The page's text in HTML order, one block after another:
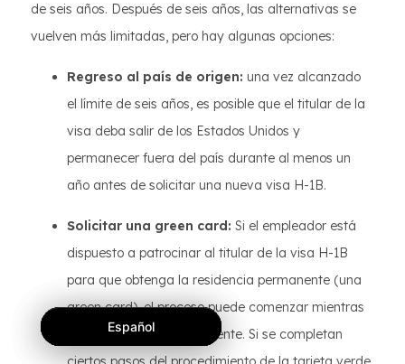
de seis años. Después de seis años, las alternativas se
vuelven más limitadas, pero hay algunas opciones:
Regreso al país de origen: una vez alcanzado
el límite de seis años, es posible que el titular de la
visa deba salir de los Estados Unidos y
permanecer fuera del país durante al menos un
año antes de solicitar una nueva visa H-1B.
Solicitar una green card: Si el empleador está
dispuesto a patrocinar al titular de la visa H-1B
para que obtenga la residencia permanente (una
green card), el proceso puede comenzar mientras
la visa H-1B aún esté vigente. Si se completan
Español
Español
Español